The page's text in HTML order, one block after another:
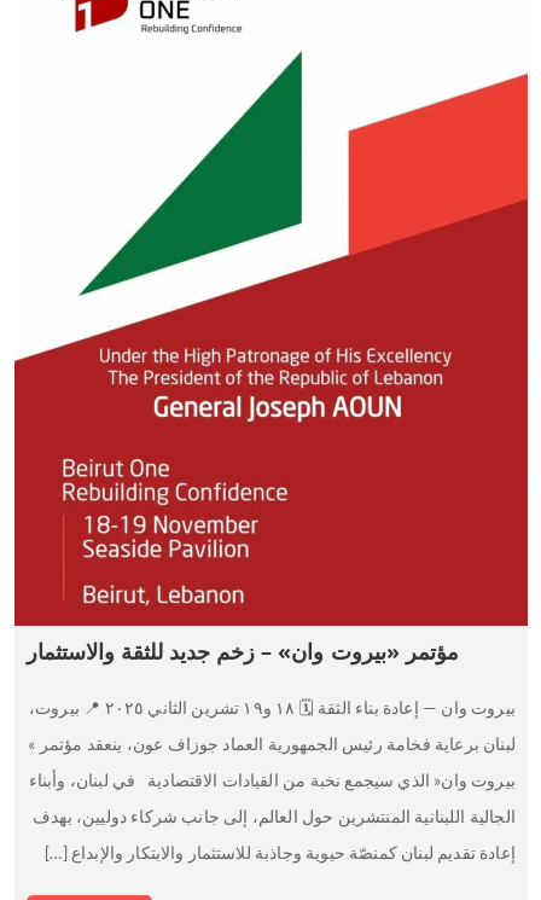
مؤتمر «بيروت وان» – زخم جديد للثقة والاستثمار
بيروت وان — إعادة بناء الثقة 🗓️ ١٨ و١٩ تشرين الثاني ٢٠٢٥ 📍 بيروت،
لبنان برعاية فخامة رئيس الجمهورية العماد جوزاف عون، ينعقد مؤتمر »
بيروت وان« الذي سيجمع نخبة من القيادات الاقتصادية في لبنان، وأبناء
الجالية اللبنانية المنتشرين حول العالم، إلى جانب شركاء دوليين، بهدف
إعادة تقديم لبنان كمنصّة حيوية وجاذبة للاستثمار والابتكار والإبداع […]